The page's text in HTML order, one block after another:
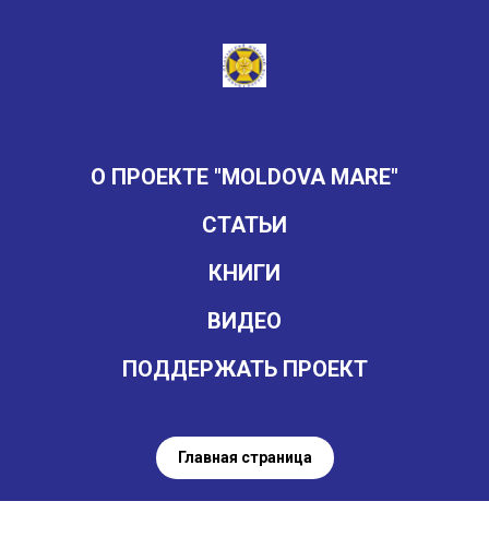
О ПРОЕКТЕ "MOLDOVA MARE"
СТАТЬИ
КНИГИ
ВИДЕО
ПОДДЕРЖАТЬ ПРОЕКТ
Главная страница